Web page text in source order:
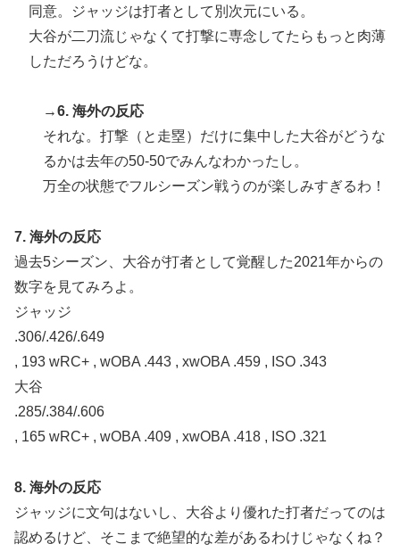
同意。ジャッジは打者として別次元にいる。
大谷が二刀流じゃなくて打撃に専念してたらもっと肉薄
しただろうけどな。
→6. 海外の反応
それな。打撃（と走塁）だけに集中した大谷がどうな
るかは去年の50-50でみんなわかったし。
万全の状態でフルシーズン戦うのが楽しみすぎるわ！
7. 海外の反応
過去5シーズン、大谷が打者として覚醒した2021年からの
数字を見てみろよ。
ジャッジ
.306/.426/.649
, 193 wRC+ , wOBA .443 , xwOBA .459 , ISO .343
大谷
.285/.384/.606
, 165 wRC+ , wOBA .409 , xwOBA .418 , ISO .321
8. 海外の反応
ジャッジに文句はないし、大谷より優れた打者だってのは
認めるけど、そこまで絶望的な差があるわけじゃなくね？